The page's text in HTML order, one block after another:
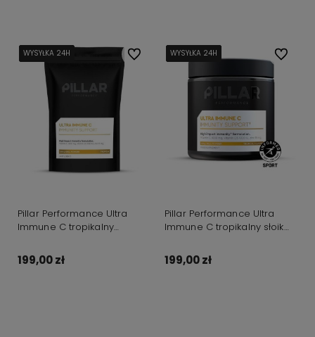
WYSYŁKA 24H
WYSYŁKA 24H
WYSYŁKA 24H
WYSYŁKA 24H
WYSYŁKA 24H
Pillar Performance Ultra
Immune C tropikalny
199,00 zł
Do ulubionychWYSYŁKA 24H
WYSYŁKA 24H
WYSYŁKA 24H
WYSYŁKA 24H
WYSYŁKA 24H
Pillar Performance Ultra
Immune C tropikalny słoik
199,00 zł
Do